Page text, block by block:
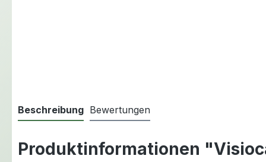
Beschreibung Bewertungen
Produktinformationen